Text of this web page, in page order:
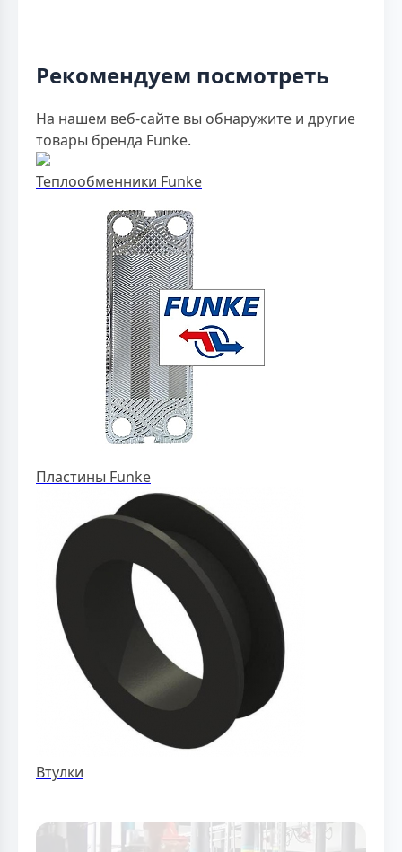
Рекомендуем посмотреть
На нашем веб-сайте вы обнаружите и другие
товары бренда Funke.
Теплообменники Funke
Пластины Funke
Втулки